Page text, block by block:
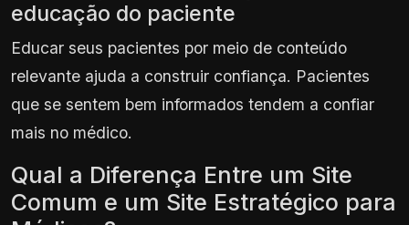
educação do paciente
Educar seus pacientes por meio de conteúdo
relevante ajuda a construir confiança. Pacientes
que se sentem bem informados tendem a confiar
mais no médico.
Qual a Diferença Entre um Site
Comum e um Site Estratégico para